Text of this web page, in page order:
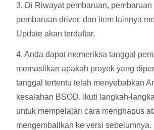
3. Di Riwayat pembaruan, pembaruan
pembaruan driver, dan item lainnya
Update akan terdaftar.
4. Anda dapat memeriksa tanggal
memastikan apakah proyek yang
tanggal tertentu telah menyebabkan
kesalahan BSOD. Ikuti langkah-
untuk mempelajari cara menghapus
mengembalikan ke versi sebelumnya.